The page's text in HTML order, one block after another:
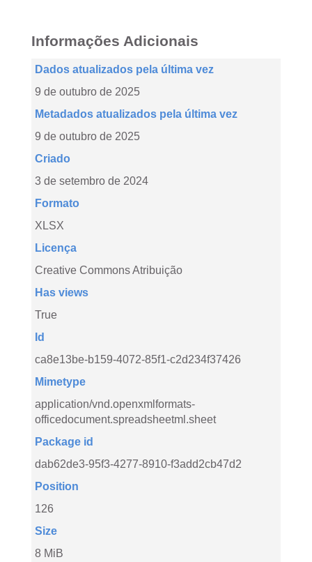
Informações Adicionais
Dados atualizados pela última vez
9 de outubro de 2025
Metadados atualizados pela última vez
9 de outubro de 2025
Criado
3 de setembro de 2024
Formato
XLSX
Licença
Creative Commons Atribuição
Has views
True
Id
ca8e13be-b159-4072-85f1-c2d234f37426
Mimetype
application/vnd.openxmlformats-
officedocument.spreadsheetml.sheet
Package id
dab62de3-95f3-4277-8910-f3add2cb47d2
Position
126
Size
8 MiB